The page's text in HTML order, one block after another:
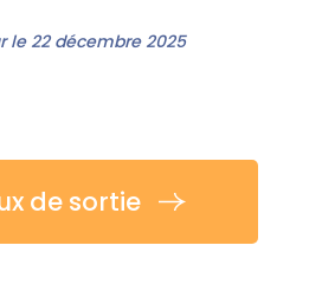
le22 décembre 2025
de sortie